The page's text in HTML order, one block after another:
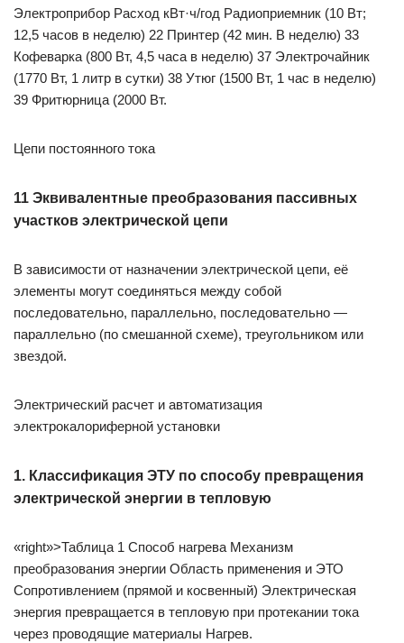
Электроприбор Расход кВт·ч/год Радиоприемник (10 Вт;
12,5 часов в неделю) 22 Принтер (42 мин. В неделю) 33
Кофеварка (800 Вт, 4,5 часа в неделю) 37 Электрочайник
(1770 Вт, 1 литр в сутки) 38 Утюг (1500 Вт, 1 час в неделю)
39 Фритюрница (2000 Вт.
Цепи постоянного тока
11 Эквивалентные преобразования пассивных
участков электрической цепи
В зависимости от назначении электрической цепи, её
элементы могут соединяться между собой
последовательно, параллельно, последовательно —
параллельно (по смешанной схеме), треугольником или
звездой.
Электрический расчет и автоматизация
электрокалориферной установки
1. Классификация ЭТУ по способу превращения
электрической энергии в тепловую
«right»>Таблица 1 Способ нагрева Механизм
преобразования энергии Область применения и ЭТО
Сопротивлением (прямой и косвенный) Электрическая
энергия превращается в тепловую при протекании тока
через проводящие материалы Нагрев.